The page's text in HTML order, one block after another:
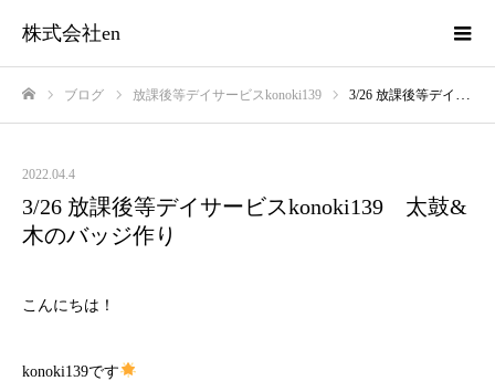
株式会社en
ブログ 放課後等デイサービスkonoki139 3/26 放課後等デイサービスkonoki139 太鼓&木のバッジ作り
2022.04.4
3/26 放課後等デイサービスkonoki139 太鼓&
木のバッジ作り
こんにちは！
konoki139です